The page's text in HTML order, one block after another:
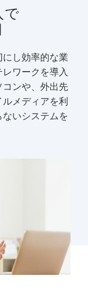
で
し効率的な業
ワークを導入
コンや、外出先
メディアを利
いシステムを